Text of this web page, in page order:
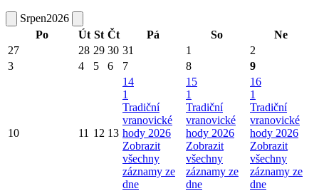
Srpen2026
Po
Út St Čt Pá So
Ne
27
28 29 30 31 1
2
3
4 5 6 7 8 9
10 11 12 13
14
1
Tradiční
vranovické
hody 2026
Zobrazit
všechny
záznamy ze
dne
15
1
Tradiční
vranovické
hody 2026
Zobrazit
všechny
záznamy ze
dne
16
1
Tradiční
vranovické
hody 2026
Zobrazit
všechny
záznamy ze
dne